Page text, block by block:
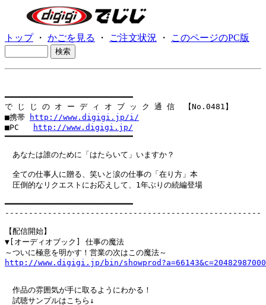
トップ・ かごを見る ・ ご注文状況 ・ このページのPC版
━━━━━━━━━━━━━━━━━━━━━━━━━━━
で じ じ の オ ー デ ィ オ ブ ッ ク 通 信  【No.0481】
■携帯
http://www.digigi.jp/i/
■PC
http://www.digigi.jp/
━━━━━━━━━━━━━━━━━━━━━━━━━━━
あなたは誰のために「はたらいて」いますか？
全ての仕事人に贈る、笑いと涙の仕事の「在り方」本
圧倒的なリクエストにお応えして、1年ぶりの続編登場
━━━━━━━━━━━━━━━━━━━━━━━━━━━
------------------------------------------------------
【配信開始】
▼[オーディオブック] 仕事の魔法
http://www.digigi.jp/bin/
作品の雰囲気が手に取るようにわかる！